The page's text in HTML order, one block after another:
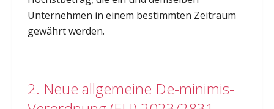
Unternehmen in einem bestimmten Zeitraum
gewährt werden.
2. Neue allgemeine De-minimis-